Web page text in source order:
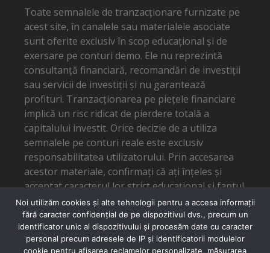
Toate semnalele de tranzacționare furnizate pe
acest site, în canalele sau materialele asociate
sunt oferite exclusiv în scop educațional și de
exersare pe conturi demo. Ele nu reprezintă
consultanță financiară, recomandări de investiții
sau servicii de investiții și nu garantează
profituri. Tranzacționarea pe piețele financiare
implică un risc ridicat de pierdere totală a
capitalului investit. Orice decizie de a utiliza
semnalele pe conturi reale este exclusiv
responsabilitatea utilizatorului. Prin accesarea
acestor materiale, confirmați că ați înțeles și
acceptat caracterul lor strict educațional și faptul
că autorul nu poate fi tras la răspundere pentru
eventuale pierderi financiare.
Noi utilizăm cookies și alte tehnologii pentru a accesa informații
fără caracter confidențial de pe dispozitivul dvs., precum un
identificator unic al dispozitivului și procesăm date cu caracter
personal precum adresele de IP și identificatorii modulelor
cookie pentru afișarea reclamelor personalizate, măsurarea